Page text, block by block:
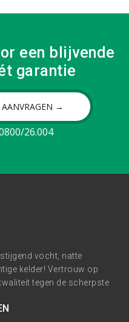
een blijvende
garantie
→
26.004
vocht, natte
kelder! Vertrouw op
tegen de scherpste